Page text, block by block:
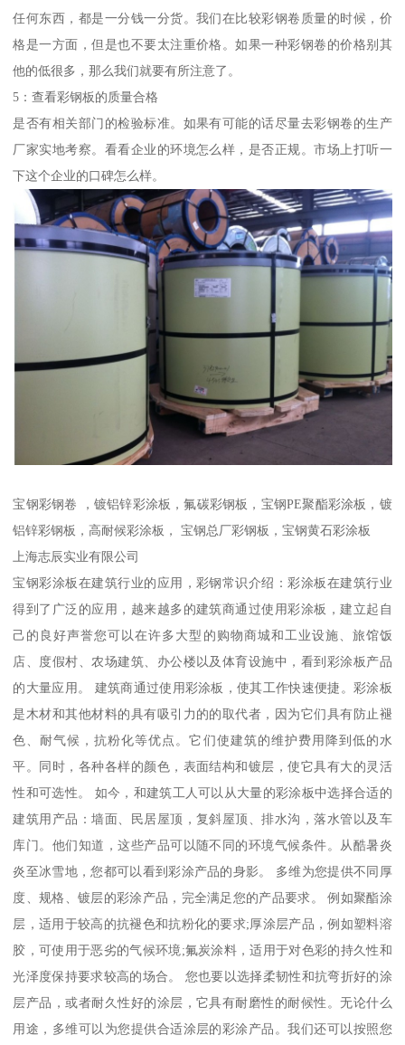
任何东西，都是一分钱一分货。我们在比较彩钢卷质量的时候，价
格是一方面，但是也不要太注重价格。如果一种彩钢卷的价格别其
他的低很多，那么我们就要有所注意了。
5：查看彩钢板的质量合格
是否有相关部门的检验标准。如果有可能的话尽量去彩钢卷的生产
厂家实地考察。看看企业的环境怎么样，是否正规。市场上打听一
下这个企业的口碑怎么样。
宝钢彩钢卷 ，镀铝锌彩涂板，氟碳彩钢板，宝钢PE聚酯彩涂板，镀
铝锌彩钢板，高耐候彩涂板， 宝钢总厂彩钢板，宝钢黄石彩涂板
上海志辰实业有限公司
宝钢彩涂板在建筑行业的应用，彩钢常识介绍：彩涂板在建筑行业
得到了广泛的应用，越来越多的建筑商通过使用彩涂板，建立起自
己的良好声誉您可以在许多大型的购物商城和工业设施、旅馆饭
店、度假村、农场建筑、办公楼以及体育设施中，看到彩涂板产品
的大量应用。 建筑商通过使用彩涂板，使其工作快速便捷。彩涂板
是木材和其他材料的具有吸引力的的取代者，因为它们具有防止褪
色、耐气候，抗粉化等优点。它们使建筑的维护费用降到低的水
平。同时，各种各样的颜色，表面结构和镀层，使它具有大的灵活
性和可选性。 如今，和建筑工人可以从大量的彩涂板中选择合适的
建筑用产品：墙面、民居屋顶，复斜屋顶、排水沟，落水管以及车
库门。他们知道，这些产品可以随不同的环境气候条件。从酷暑炎
炎至冰雪地，您都可以看到彩涂产品的身影。 多维为您提供不同厚
度、规格、镀层的彩涂产品，完全满足您的产品要求。 例如聚酯涂
层，适用于较高的抗褪色和抗粉化的要求;厚涂层产品，例如塑料溶
胶，可使用于恶劣的气候环境;氟炭涂料，适用于对色彩的持久性和
光泽度保持要求较高的场合。 您也要以选择柔韧性和抗弯折好的涂
层产品，或者耐久性好的涂层，它具有耐磨性的耐候性。无论什么
用途，多维可以为您提供合适涂层的彩涂产品。我们还可以按照您